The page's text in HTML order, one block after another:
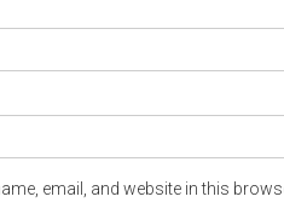
email, and website in this